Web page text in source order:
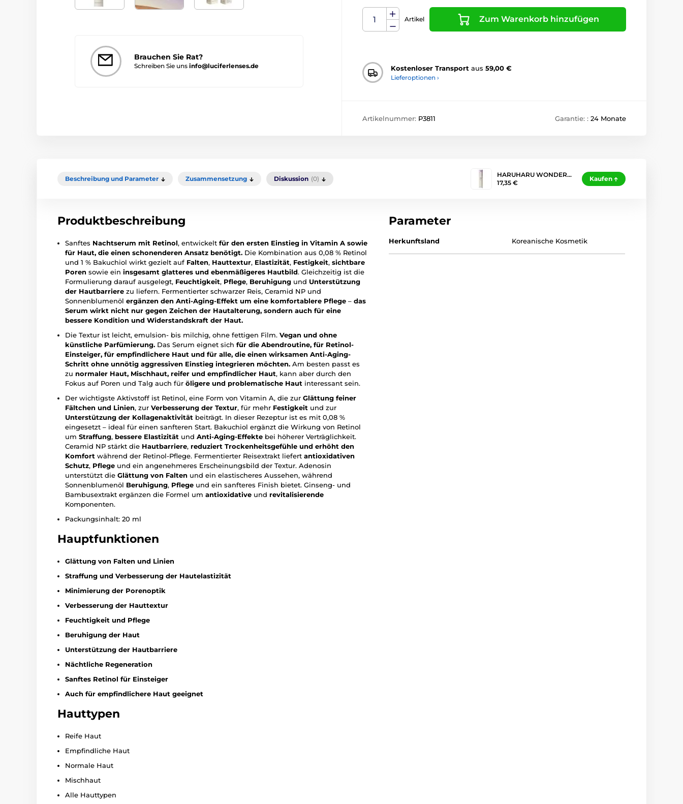
Brauchen Sie Rat?
Schreiben Sie uns info@luciferlenses.de
Artikel Zum Warenkorb hinzufügen
Kostenloser Transport aus 59,00 €
Lieferoptionen ›
Artikelnummer: P3811 Garantie: : 24 Monate
Beschreibung und Parameter Zusammensetzung Diskussion (0)
HARUHARU WONDER…
17,35 €
Kaufen
Produktbeschreibung
Sanftes Nachtserum mit Retinol, entwickelt für den ersten Einstieg in Vitamin A sowie
für Haut, die einen schonenderen Ansatz benötigt. Die Kombination aus 0,08 % Retinol
und 1 % Bakuchiol wirkt gezielt auf Falten, Hauttextur, Elastizität, Festigkeit, sichtbare
Poren sowie ein insgesamt glatteres und ebenmäßigeres Hautbild. Gleichzeitig ist die
Formulierung darauf ausgelegt, Feuchtigkeit, Pflege, Beruhigung und Unterstützung
der Hautbarriere zu liefern. Fermentierter schwarzer Reis, Ceramid NP und
Sonnenblumenöl ergänzen den Anti-Aging-Effekt um eine komfortablere Pflege – das
Serum wirkt nicht nur gegen Zeichen der Hautalterung, sondern auch für eine
bessere Kondition und Widerstandskraft der Haut.
Die Textur ist leicht, emulsion- bis milchig, ohne fettigen Film. Vegan und ohne
künstliche Parfümierung. Das Serum eignet sich für die Abendroutine, für Retinol-
Einsteiger, für empfindlichere Haut und für alle, die einen wirksamen Anti-Aging-
Schritt ohne unnötig aggressiven Einstieg integrieren möchten. Am besten passt es
zu normaler Haut, Mischhaut, reifer und empfindlicher Haut, kann aber durch den
Fokus auf Poren und Talg auch für öligere und problematische Haut interessant sein.
Der wichtigste Aktivstoff ist Retinol, eine Form von Vitamin A, die zur Glättung feiner
Fältchen und Linien, zur Verbesserung der Textur, für mehr Festigkeit und zur
Unterstützung der Kollagenaktivität beiträgt. In dieser Rezeptur ist es mit 0,08 %
eingesetzt – ideal für einen sanfteren Start. Bakuchiol ergänzt die Wirkung von Retinol
um Straffung, bessere Elastizität und Anti-Aging-Effekte bei höherer Verträglichkeit.
Ceramid NP stärkt die Hautbarriere, reduziert Trockenheitsgefühle und erhöht den
Komfort während der Retinol-Pflege. Fermentierter Reisextrakt liefert antioxidativen
Schutz, Pflege und ein angenehmeres Erscheinungsbild der Textur. Adenosin
unterstützt die Glättung von Falten und ein elastischeres Aussehen, während
Sonnenblumenöl Beruhigung, Pflege und ein sanfteres Finish bietet. Ginseng- und
Bambusextrakt ergänzen die Formel um antioxidative und revitalisierende
Komponenten.
Packungsinhalt: 20 ml
Hauptfunktionen
Glättung von Falten und Linien
Straffung und Verbesserung der Hautelastizität
Minimierung der Porenoptik
Verbesserung der Hauttextur
Feuchtigkeit und Pflege
Beruhigung der Haut
Unterstützung der Hautbarriere
Nächtliche Regeneration
Sanftes Retinol für Einsteiger
Auch für empfindlichere Haut geeignet
Hauttypen
Reife Haut
Empfindliche Haut
Normale Haut
Mischhaut
Alle Hauttypen
Parameter
Herkunftsland Koreanische Kosmetik